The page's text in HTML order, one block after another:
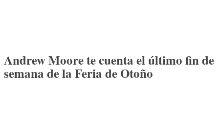
Andrew Moore te cuenta el último fin de
semana de la Feria de Otoño